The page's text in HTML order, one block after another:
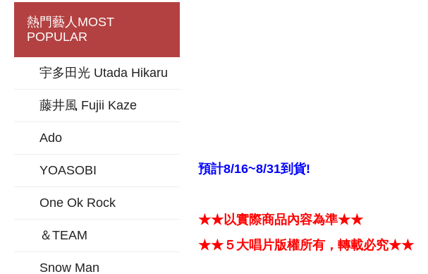
熱門藝人 MOST
POPULAR
宇多田光 Utada Hikaru
藤井風 Fujii Kaze
Ado
YOASOBI
One Ok Rock
＆TEAM
Snow Man
預計8/16~8/31到貨!
★★以實際商品內容為準★★
★★５大唱片版權所有，轉載必究★★